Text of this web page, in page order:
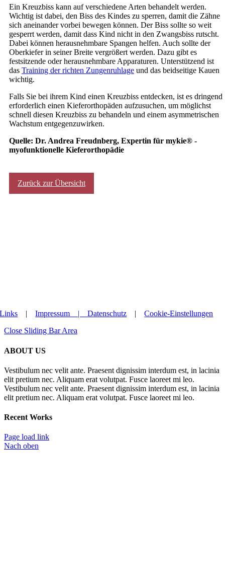
Zurück zur Übersicht
Ein Kreuzbiss kann auf verschiedene Arten behandelt werden.
Wichtig ist dabei, den Biss des Kindes zu sperren, damit die Zähne
sich aneinander vorbei bewegen können. Der Biss sollte so weit
gesperrt werden, damit dass Kind nicht in den Zwangsbiss rutscht.
Dabei können herausnehmbare Spangen helfen. Auch sollte der
Oberkiefer in seiner Breite vergrößert werden. Dazu gibt es
festsitzende oder herausnehmbare Apparaturen. Unterstützend ist
das Training der richten Zungenruhlage und das beidseitige Kauen
wichtig.
Falls Sie bei ihrem Kind einen Kreuzbiss entdecken, ist es dringend
erforderlich einen Kieferorthopäden aufzusuchen, um möglichst
schnell diesen Kreuzbiss zu behandeln und einem asymmetrischen
Wachstum entgegenzuwirken.
Quelle: Dr. Andrea Freudnberg, Expertin für mykie® -
myofunktionelle Kieferorthopädie
Links |Impressum |Datenschutz |Cookie-Einstellungen
Close Sliding Bar Area
ABOUT US
Vestibulum nec velit ante. Praesent dignissim interdum est, in lacinia
elit pretium nec. Aliquam erat volutpat. Fusce laoreet mi leo.
Vestibulum nec velit ante. Praesent dignissim interdum est, in lacinia
elit pretium nec. Aliquam erat volutpat. Fusce laoreet mi leo.
Recent Works
Page load link
Nach oben